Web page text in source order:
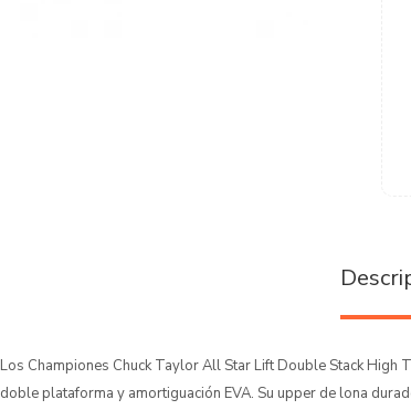
Los Championes Chuck Taylor All Star Lift Double Stack High
doble plataforma y amortiguación EVA. Su upper de lona